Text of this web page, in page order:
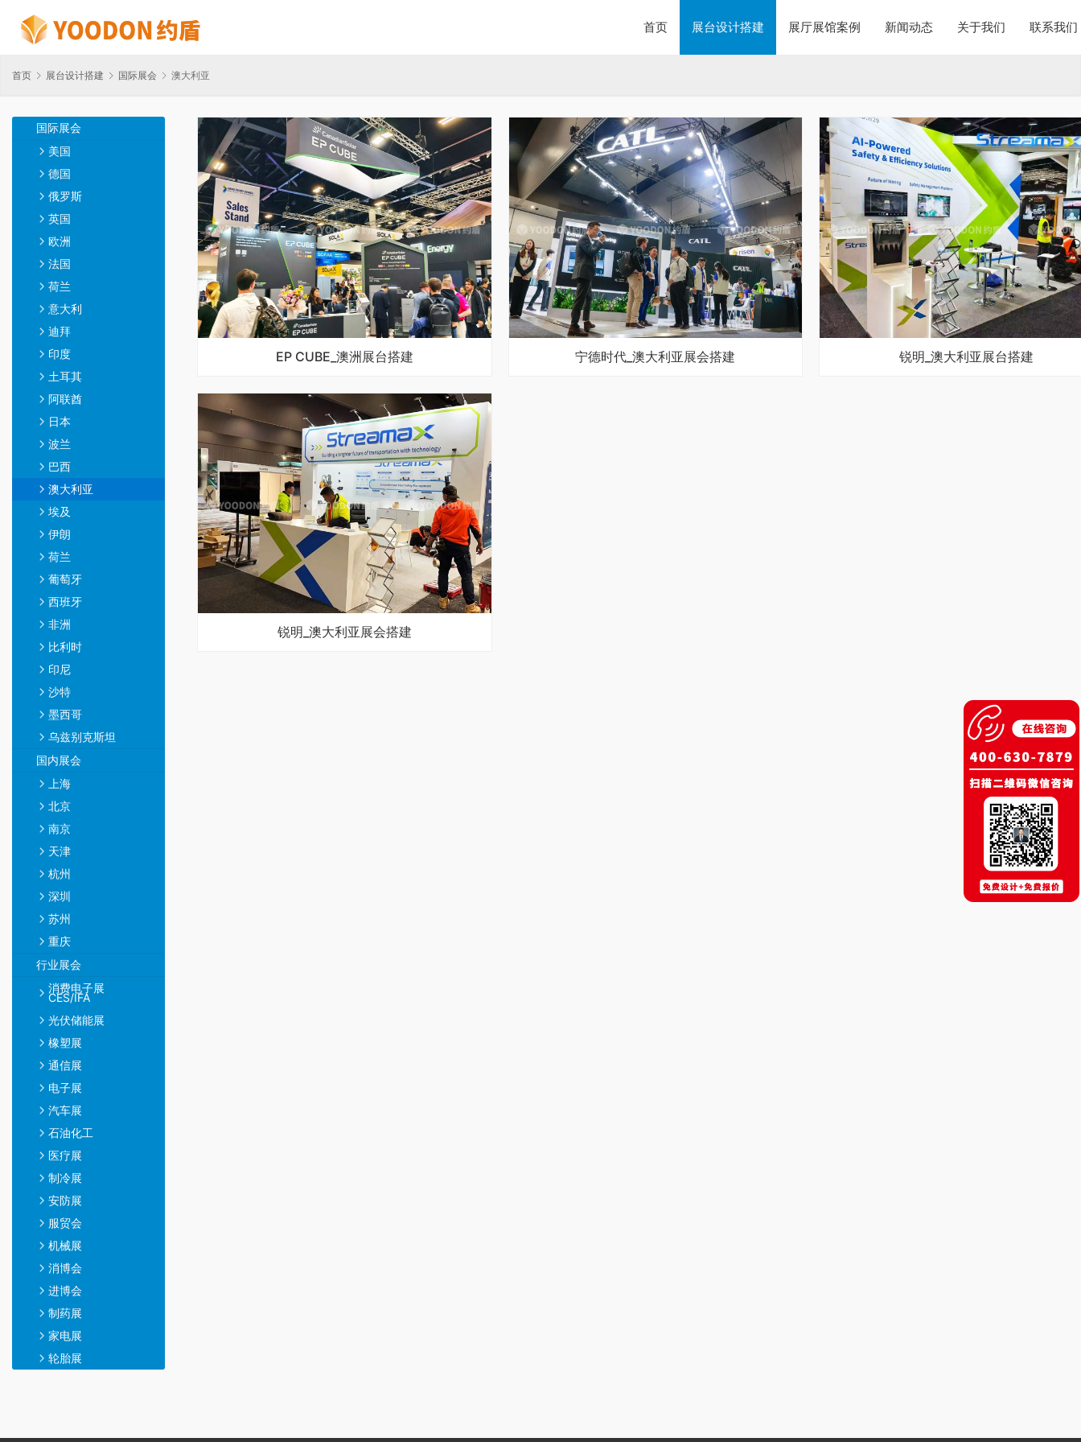
首页 展台设计搭建 展厅展馆案例 新闻动态 关于我们 联系我们
首页 展台设计搭建 国际展会 澳大利亚
国际展会
美国
德国
俄罗斯
英国
欧洲
法国
荷兰
意大利
迪拜
印度
土耳其
阿联酋
日本
波兰
巴西
澳大利亚
埃及
伊朗
荷兰
葡萄牙
西班牙
非洲
比利时
印尼
沙特
墨西哥
乌兹别克斯坦
国内展会
上海
北京
南京
天津
杭州
深圳
苏州
重庆
行业展会
消费电子展
CES/IFA
光伏储能展
橡塑展
通信展
电子展
汽车展
石油化工
医疗展
制冷展
安防展
服贸会
机械展
消博会
进博会
制药展
家电展
轮胎展
EP CUBE_澳洲展台搭建 宁德时代_澳大利亚展会搭建 锐明_澳大利亚展台搭建
锐明_澳大利亚展会搭建